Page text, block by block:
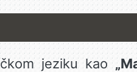
jeziku kao